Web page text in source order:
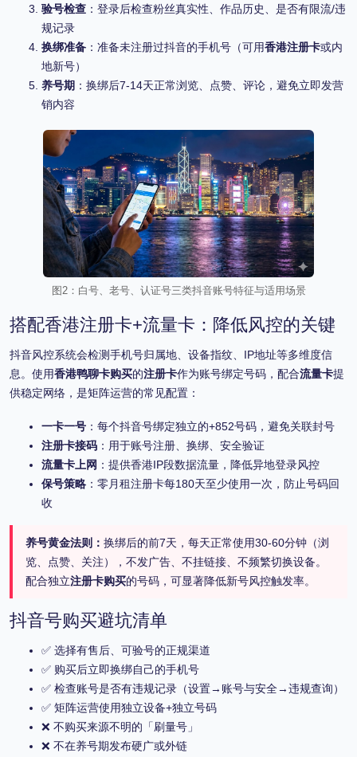
验号检查 ：登录后检查粉丝真实性、作品历史、是否有限流/违
规记录
换绑准备 ：准备未注册过抖音的手机号（可用香港注册卡或内
地新号）
养号期 ：换绑后7-14天正常浏览、点赞、评论，避免立即发营
销内容
图2：白号、老号、认证号三类抖音账号特征与适用场景
搭配香港注册卡+流量卡：降低风控的关键
抖音风控系统会检测手机号归属地、设备指纹、IP地址等多维度信
息。使用香港鸭聊卡购买的注册卡作为账号绑定号码，配合流量卡提
供稳定网络，是矩阵运营的常见配置：
一卡一号 ：每个抖音号绑定独立的+852号码，避免关联封号
注册卡接码 ：用于账号注册、换绑、安全验证
流量卡上网 ：提供香港IP段数据流量，降低异地登录风控
保号策略 ：零月租注册卡每180天至少使用一次，防止号码回
收
养号黄金法则： 换绑后的前7天，每天正常使用30-60分钟（浏
览、点赞、关注），不发广告、不挂链接、不频繁切换设备。
配合独立注册卡购买的号码，可显著降低新号风控触发率。
抖音号购买避坑清单
✅ 选择有售后、可验号的正规渠道
✅ 购买后立即换绑自己的手机号
✅ 检查账号是否有违规记录（设置→账号与安全→违规查询）
✅ 矩阵运营使用独立设备+独立号码
❌ 不购买来源不明的「刷量号」
❌ 不在养号期发布硬广或外链